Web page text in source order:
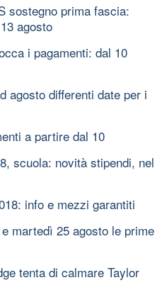
sostegno prima fascia:
agosto
i pagamenti: dal 10
agosto differenti date per i
a partire dal 10
scuola: novità stipendi, nel
info e mezzi garantiti
martedì 25 agosto le prime
tenta di calmare Taylor